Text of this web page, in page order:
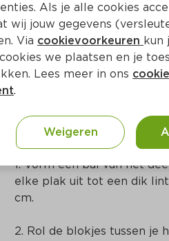
Europees
Bereidingswijze
1. Vorm een bal van het
elke plak uit tot een dik lint
cm.
2. Rol de blokjes tussen je
Als je alle cookies
wij jouw gegevens
Via cookievoorkeuren kun
we plaatsen en je
Lees meer in ons
.
Weigeren